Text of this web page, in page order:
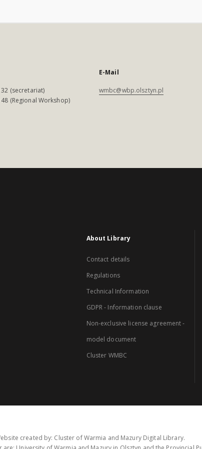
(secretariat)
(Regional Workshop)
E-Mail
wmbc@wbp.olsztyn.pl
About Library
Contact details
Regulations
Technical Information
GDPR - Information clause
Non-exclusive license agreement -
model document
Cluster WMBC
created by: Cluster of Warmia and Mazury Digital Library.